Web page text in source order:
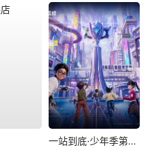
一站到底·少年季第2季